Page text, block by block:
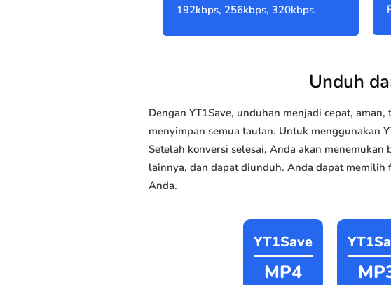
192kbps, 256kbps, 320kbps.
Unduh
Dengan YT1Save, unduhan menjadi cepat,
menyimpan semua tautan. Untuk menggunakan
Setelah konversi selesai, Anda akan
lainnya, dan dapat diunduh. Anda dapat
Anda.
YT1Save
MP4